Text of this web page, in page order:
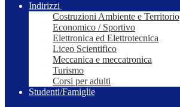
Indirizzi
Costruzioni Ambiente e Territorio
Economico / Sportivo
Elettronica ed Elettrotecnica
Liceo Scientifico
Meccanica e meccatronica
Turismo
Corsi per adulti
Studenti/Famiglie